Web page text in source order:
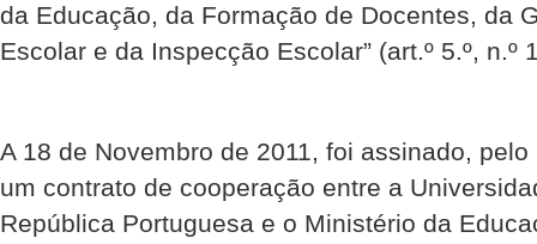
da Educação, da Formação de Docentes, da
Escolar e da Inspecção Escolar” (art.º 5.º, n.º
A 18 de Novembro de 2011, foi assinado,
um contrato de cooperação entre a
República Portuguesa e o Ministério da